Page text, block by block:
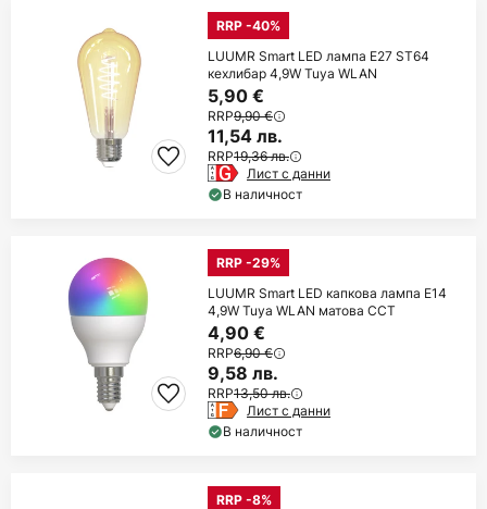
RRP -40%
LUUMR Smart LED лампа E27 ST64
кехлибар 4,9W Tuya WLAN
5,90 €
RRP9,90 €
11,54 лв.
RRP19,36 лв.
Лист с данни
В наличност
RRP -29%
LUUMR Smart LED капкова лампа E14
4,9W Tuya WLAN матова CCT
4,90 €
RRP6,90 €
9,58 лв.
RRP13,50 лв.
Лист с данни
В наличност
RRP -8%